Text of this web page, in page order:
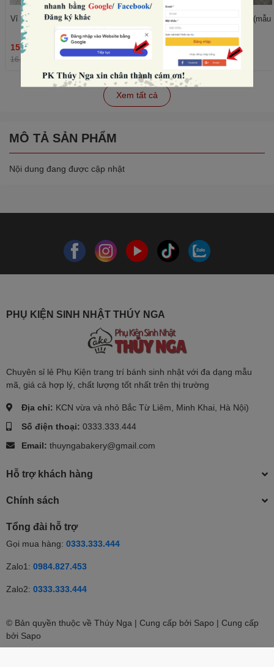
Vỉ 5 nến thỏ -VÁY đen (mẫu nữ).
15.360₫
16.000₫
THÊM
Vỉ 5 nến thỏ -vest đen (mẫu
15.360₫
16.000₫ -4%
Xem tất cả
MÔ TẢ SẢN PHẨM
Nội dung đang được cập nhật
PHỤ KIỆN SINH NHẬT THÚY NGA
Chuyên sỉ lẻ Phụ Kiện trang trí bánh sinh nhật với đa dạng mẫu
mã, giá cả hợp lý, chất lượng tốt nhất trên thị trường
Địa chỉ: KCN vừa và nhỏ Bắc Từ Liêm, Minh Khai, Hà Nội)
Số điện thoại: 0333.333.444
Email: thuyngabakery@gmail.com
Hỗ trợ khách hàng
Chính sách
Tổng đài hỗ trợ
Gọi mua hàng: 0333.333.444
Zalo1: 0984.827.453
Zalo2: 0333.333.444
© Bản quyền thuộc về Thúy Nga | Cung cấp bởi Sapo | Cung cấp
bởi Sapo